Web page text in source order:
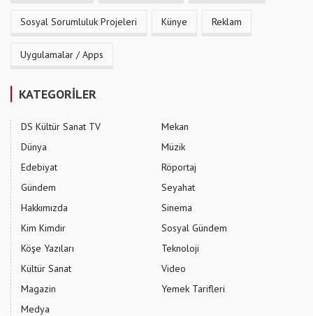
Sosyal Sorumluluk Projeleri Künye Reklam
Uygulamalar / Apps
KATEGORİLER
DS Kültür Sanat TV
Dünya
Edebiyat
Gündem
Hakkımızda
Kim Kimdir
Köşe Yazıları
Kültür Sanat
Magazin
Medya
Mekan
Müzik
Röportaj
Seyahat
Sinema
Sosyal Gündem
Teknoloji
Video
Yemek Tarifleri